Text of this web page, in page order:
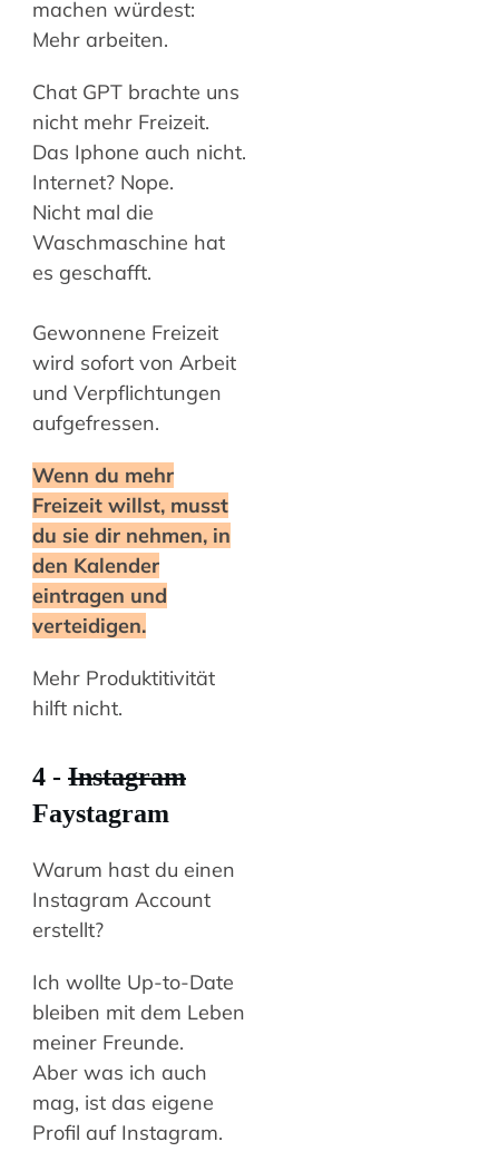
machen würdest:
Mehr arbeiten.
Chat GPT brachte uns
nicht mehr Freizeit.
Das Iphone auch nicht.
Internet? Nope.
Nicht mal die
Waschmaschine hat
es geschafft.
Gewonnene Freizeit
wird sofort von Arbeit
und Verpflichtungen
aufgefressen.
Wenn du mehr
Freizeit willst, musst
du sie dir nehmen, in
den Kalender
eintragen und
verteidigen.
Mehr Produktitivität
hilft nicht.
4 - Instagram
Faystagram
Warum hast du einen
Instagram Account
erstellt?
Ich wollte Up-to-Date
bleiben mit dem Leben
meiner Freunde.
Aber was ich auch
mag, ist das eigene
Profil auf Instagram.